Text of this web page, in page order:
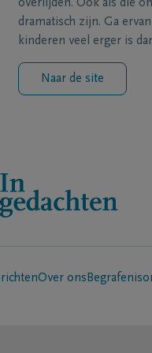
overlijden. Ook als die
dramatisch zijn. Ga
kinderen veel erger is
Naar de site
Over ons